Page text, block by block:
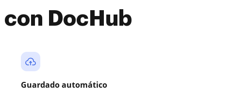
DocHub
Guardado automático